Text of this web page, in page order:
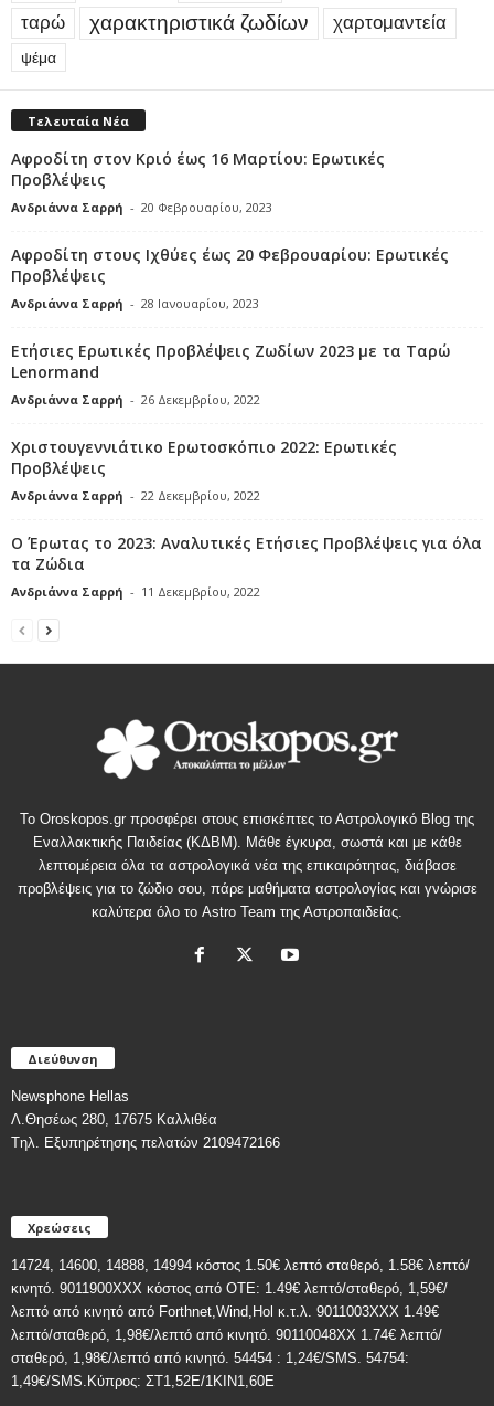
ταρώ χαρακτηριστικά ζωδίων χαρτομαντεία
ψέμα
Τελευταία Νέα
Αφροδίτη στον Κριό έως 16 Μαρτίου: Ερωτικές
Προβλέψεις
Ανδριάννα Σαρρή - 20 Φεβρουαρίου, 2023
Αφροδίτη στους Ιχθύες έως 20 Φεβρουαρίου: Ερωτικές
Προβλέψεις
Ανδριάννα Σαρρή - 28 Ιανουαρίου, 2023
Ετήσιες Ερωτικές Προβλέψεις Ζωδίων 2023 με τα Ταρώ
Lenormand
Ανδριάννα Σαρρή - 26 Δεκεμβρίου, 2022
Χριστουγεννιάτικο Ερωτοσκόπιο 2022: Ερωτικές
Προβλέψεις
Ανδριάννα Σαρρή - 22 Δεκεμβρίου, 2022
Ο Έρωτας το 2023: Αναλυτικές Ετήσιες Προβλέψεις για όλα
τα Ζώδια
Ανδριάννα Σαρρή - 11 Δεκεμβρίου, 2022
Το Oroskopos.gr προσφέρει στους επισκέπτες το Αστρολογικό Blog της
Εναλλακτικής Παιδείας (ΚΔΒΜ). Μάθε έγκυρα, σωστά και με κάθε
λεπτομέρεια όλα τα αστρολογικά νέα της επικαιρότητας, διάβασε
προβλέψεις για το ζώδιο σου, πάρε μαθήματα αστρολογίας και γνώρισε
καλύτερα όλο το Astro Team της Αστροπαιδείας.
Διεύθυνση
Newsphone Hellas
Λ.Θησέως 280, 17675 Καλλιθέα
Tηλ. Εξυπηρέτησης πελατών 2109472166
Χρεώσεις
14724, 14600, 14888, 14994 κόστος 1.50€ λεπτό σταθερό, 1.58€ λεπτό/
κινητό. 9011900ΧΧΧ κόστος από ΟΤΕ: 1.49€ λεπτό/σταθερό, 1,59€/
λεπτό από κινητό από Forthnet,Wind,Hol κ.τ.λ. 9011003XXX 1.49€
λεπτό/σταθερό, 1,98€/λεπτό από κινητό. 90110048XX 1.74€ λεπτό/
σταθερό, 1,98€/λεπτό από κινητό. 54454 : 1,24€/SMS. 54754:
1,49€/SMS.Κύπρος: ΣT1,52E/1KIN1,60E